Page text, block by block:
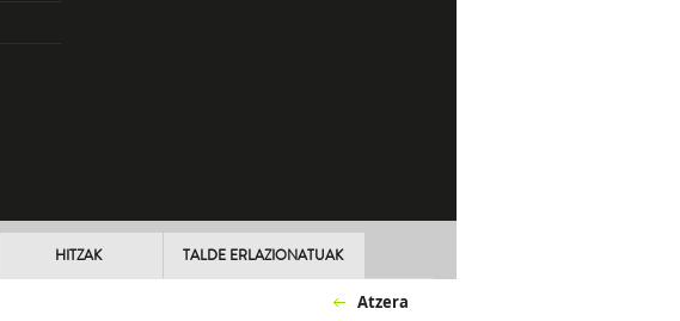
HITZAK TALDE ERLAZIONATUAK
Atzera